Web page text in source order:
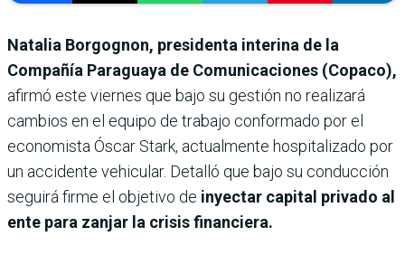
Natalia Borgognon, presidenta interina de la
Compañía Paraguaya de Comunicaciones (Copaco),
afirmó este viernes que bajo su gestión no realizará
cambios en el equipo de trabajo conformado por el
economista Óscar Stark, actualmente hospitalizado por
un accidente vehicular. Detalló que bajo su conducción
seguirá firme el objetivo de inyectar capital privado al
ente para zanjar la crisis financiera.